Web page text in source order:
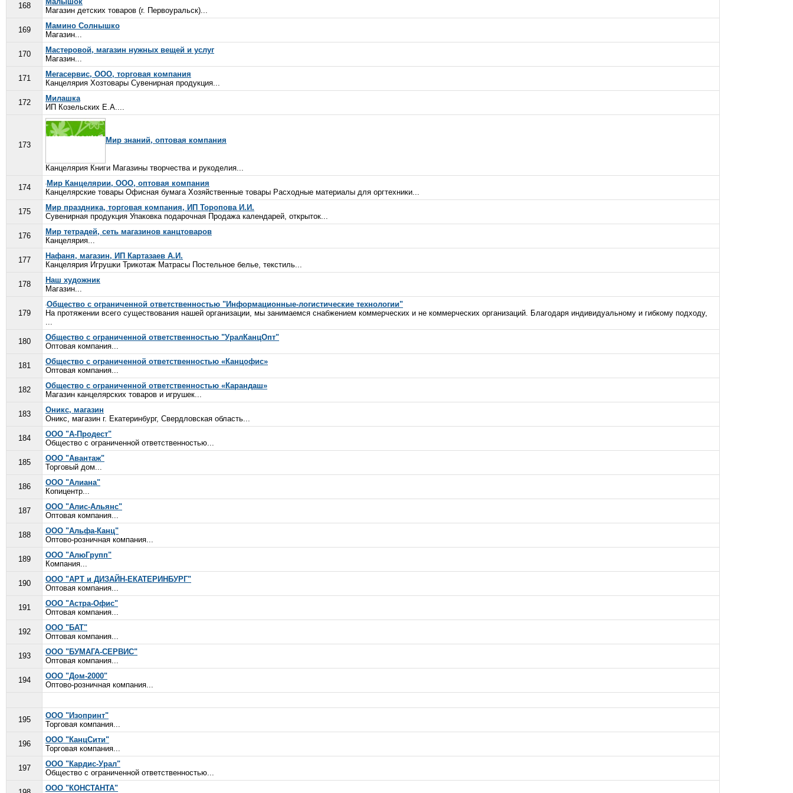
168
Магазин детских товаров (г. Первоуральск)...
169
Мамино Солнышко
Магазин...
170
Мастеровой, магазин нужных вещей и услуг
Магазин...
171
Мегасервис, ООО, торговая компания
Канцелярия Хозтовары Сувенирная продукция...
172
Милашка
ИП Козельских Е.А....
173
Мир знаний, оптовая компания
Канцелярия Книги Магазины творчества и рукоделия...
174
Мир Канцелярии, ООО, оптовая компания
Канцелярские товары Офисная бумага Хозяйственные товары Расходные материалы для оргтехники...
175
Мир праздника, торговая компания, ИП Торопова И.И.
Сувенирная продукция Упаковка подарочная Продажа календарей, открыток...
176
Мир тетрадей, сеть магазинов канцтоваров
Канцелярия...
177
Нафаня, магазин, ИП Картазаев А.И.
Канцелярия Игрушки Трикотаж Матрасы Постельное белье, текстиль...
178
Наш художник
Магазин...
179
Общество с ограниченной ответственностью "Информационные-логистические технологии"
На протяжении всего существования нашей организации, мы занимаемся снабжением коммерческих и не коммерческих организаций. Благодаря индивидуальному и гибкому подходу,
...
180
Общество с ограниченной ответственностью "УралКанцОпт"
Оптовая компания...
181
Общество с ограниченной ответственностью «Канцофис»
Оптовая компания...
182
Общество с ограниченной ответственностью «Карандаш»
Магазин канцелярских товаров и игрушек...
183
Оникс, магазин
Оникс, магазин г. Екатеринбург, Свердловская область...
184
ООО "А-Продест"
Общество с ограниченной ответственностью...
185
ООО "Авантаж"
Торговый дом...
186
ООО "Алиана"
Копицентр...
187
ООО "Алис-Альянс"
Оптовая компания...
188
ООО "Альфа-Канц"
Оптово-розничная компания...
189
ООО "АлюГрупп"
Компания...
190
ООО "АРТ и ДИЗАЙН-ЕКАТЕРИНБУРГ"
Оптовая компания...
191
ООО "Астра-Офис"
Оптовая компания...
192
ООО "БАТ"
Оптовая компания...
193
ООО "БУМАГА-СЕРВИС"
Оптовая компания...
194
ООО "Дом-2000"
Оптово-розничная компания...
195
ООО "Изопринт"
Торговая компания...
196
ООО "КанцСити"
Торговая компания...
197
ООО "Кардис-Урал"
Общество с ограниченной ответственностью...
ООО "КОНСТАНТА"